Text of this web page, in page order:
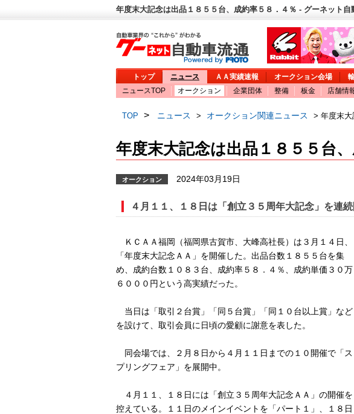
年度末大記念は出品１８５５台、成約率５８．４％ - グーネット自
トップ ニュース ＡＡ実績速報 オークション会場
ニュースTOP
オークション 企業団体 整備 板金 店舗情
TOP > ニュース > オークション関連ニュース > 年度末大
年度末大記念は出品１８５５台
オークション 2024年03月19日
４月１１、１８日は「創立３５周年大記念」を連
ＫＣＡＡ福岡（福岡県古賀市、大峰高社長）は３月１４日、
「年度末大記念ＡＡ」を開催した。出品台数１８５５台を集
め、成約台数１０８３台、成約率５８．４％、成約単価３０万
６０００円という高実績だった。
当日は「取引２台賞」「同５台賞」「同１０台以上賞」など
を設けて、取引会員に日頃の愛顧に謝意を表した。
同会場では、２月８日から４月１１日までの１０開催で「ス
プリングフェア」を展開中。
４月１１、１８日には「創立３５周年大記念ＡＡ」の開催を
控えている。１１日のメインイベントを「パート１」、１８日